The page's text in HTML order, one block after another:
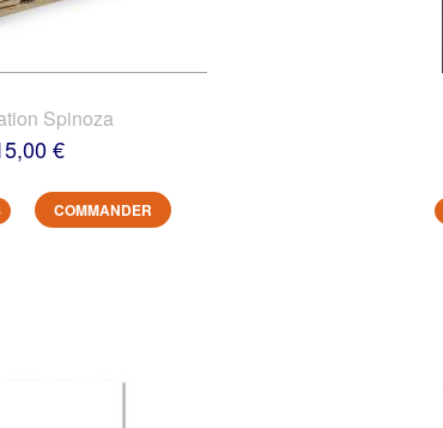
Spinoza
€
COMMANDER